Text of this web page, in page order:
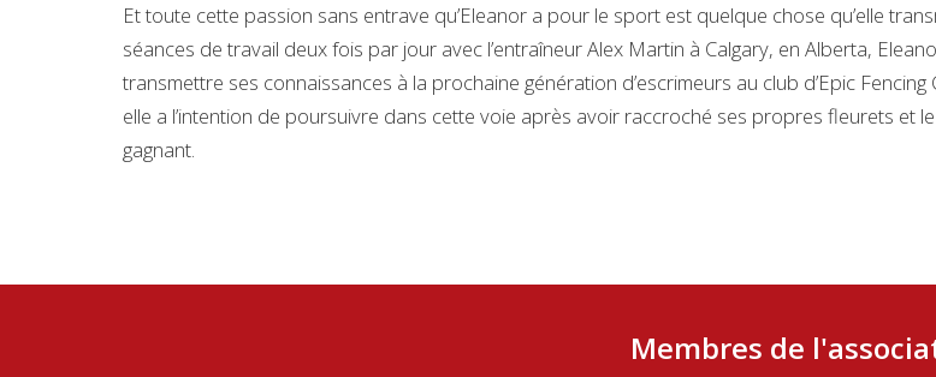
Et toute cette passion sans entrave qu’Eleanor a pour le sport est quelque chose qu’elle
séances de travail deux fois par jour avec l’entraîneur Alex Martin à Calgary, en Alberta,
transmettre ses connaissances à la prochaine génération d’escrimeurs au club d’Epic
elle a l’intention de poursuivre dans cette voie après avoir raccroché ses propres fleurets et
gagnant.
Membres de